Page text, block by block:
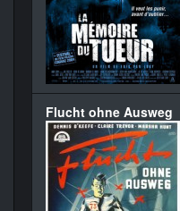
Flucht ohne Ausweg